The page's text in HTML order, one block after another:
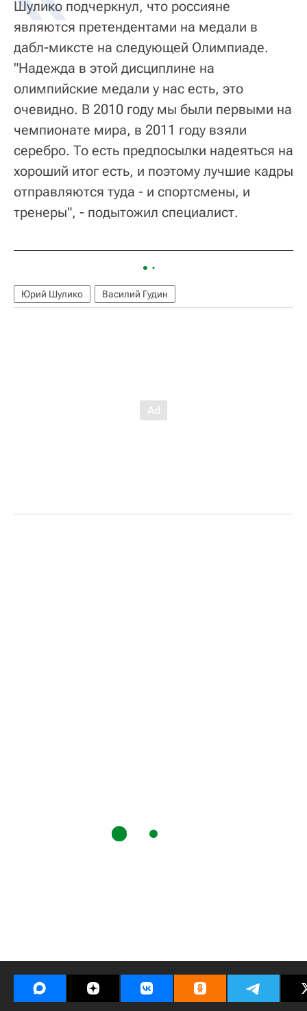
Шулико подчеркнул, что россияне
являются претендентами на медали в
дабл-миксте на следующей Олимпиаде.
"Надежда в этой дисциплине на
олимпийские медали у нас есть, это
очевидно. В 2010 году мы были первыми на
чемпионате мира, в 2011 году взяли
серебро. То есть предпосылки надеяться на
хороший итог есть, и поэтому лучшие кадры
отправляются туда - и спортсмены, и
тренеры", - подытожил специалист.
Юрий Шулико Василий Гудин